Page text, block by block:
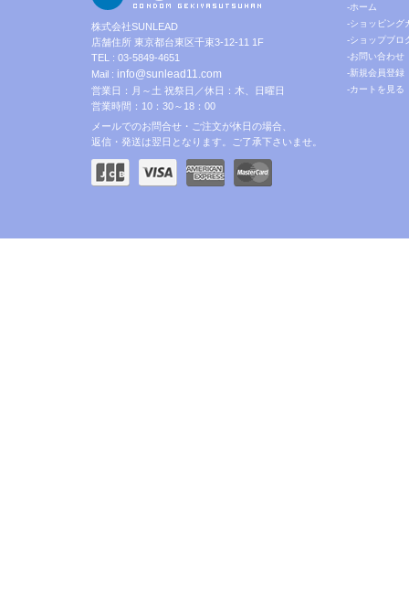
株式会社SUNLEAD
店舗住所 東京都台東区千束3-12-11 1F
TEL : 03-5849-4651
Mail : info@sunlead11.com
営業日：月～土 祝祭日／休日：木、日曜日
営業時間：10：30～18：00
メールでのお問合せ・ご注文が休日の場合、
返信・発送は翌日となります。ご了承下さいませ。
-ホーム
-ショッピング
-ショップブロ
-お問い合わせ
-新規会員登録
-カートを見る